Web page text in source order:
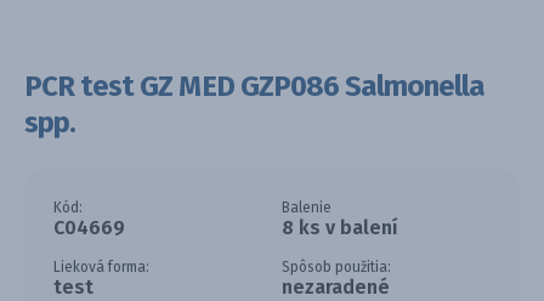
PCR test GZ MED GZP086 Salmonella
spp.
Kód:
C04669
Balenie
8 ks v balení
Lieková forma:
test
Spôsob použitia:
nezaradené